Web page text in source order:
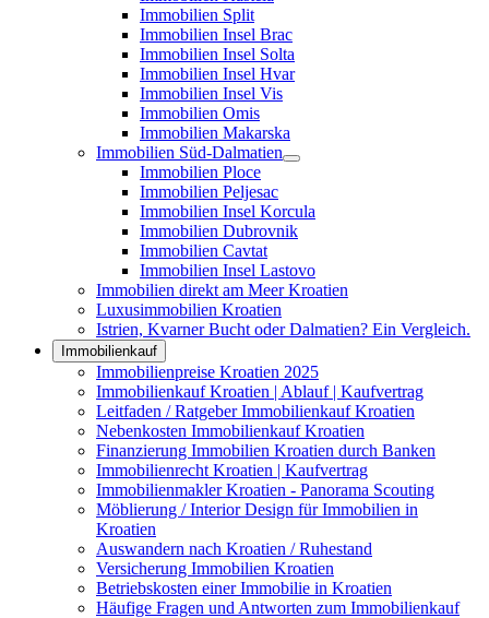
Immobilien Split
Immobilien Insel Brac
Immobilien Insel Solta
Immobilien Insel Hvar
Immobilien Insel Vis
Immobilien Omis
Immobilien Makarska
Immobilien Süd-Dalmatien
Immobilien Ploce
Immobilien Peljesac
Immobilien Insel Korcula
Immobilien Dubrovnik
Immobilien Cavtat
Immobilien Insel Lastovo
Immobilien direkt am Meer Kroatien
Luxusimmobilien Kroatien
Istrien, Kvarner Bucht oder Dalmatien? Ein Vergleich.
Immobilienkauf
Immobilienpreise Kroatien 2025
Immobilienkauf Kroatien | Ablauf | Kaufvertrag
Leitfaden / Ratgeber Immobilienkauf Kroatien
Nebenkosten Immobilienkauf Kroatien
Finanzierung Immobilien Kroatien durch Banken
Immobilienrecht Kroatien | Kaufvertrag
Immobilienmakler Kroatien - Panorama Scouting
Möblierung / Interior Design für Immobilien in
Kroatien
Auswandern nach Kroatien / Ruhestand
Versicherung Immobilien Kroatien
Betriebskosten einer Immobilie in Kroatien
Häufige Fragen und Antworten zum Immobilienkauf